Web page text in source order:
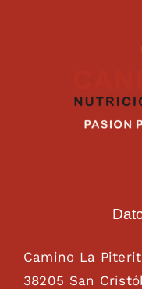
Camino La
38205 San